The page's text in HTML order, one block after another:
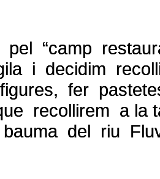
pel “camp
i decidim
fer
recollirem a la
del riu